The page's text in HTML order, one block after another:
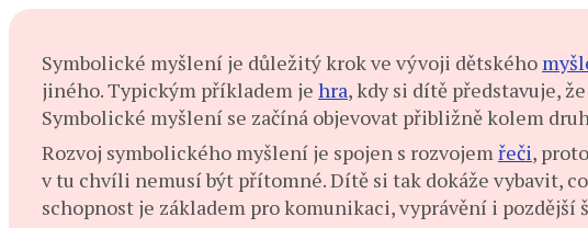
Symbolické myšlení je důležitý krok ve vývoji dětského
jiného. Typickým příkladem je hra, kdy si dítě představuje,
Symbolické myšlení se začíná objevovat přibližně kolem
Rozvoj symbolického myšlení je spojen s rozvojemřeči,
v tu chvíli nemusí být přítomné. Dítě si tak dokáže vybavit,
schopnost je základem pro komunikaci, vyprávění i pozdější